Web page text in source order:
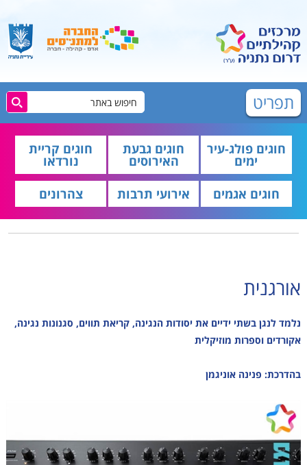
תפריט
חוגים פולג-עיר
ימים
חוגים גבעת
האירוסים
חוגים קריית
נורדאו
חוגים אגמים
אירועי תרבות צהרונים
אורגנית
נלמד לנגן בשתי ידיים את יסודות הנגינה, קריאת תווים, סגנונות נגינה,
אקורדים וספרות מוזיקלית
בהדרכת: פנינה אוניגמן